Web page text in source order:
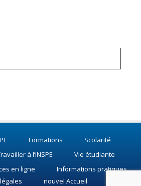
Formations
Scolarité
à l’INSPE
Vie étudiante
en ligne
Informations pratiques
nouvel Accueil